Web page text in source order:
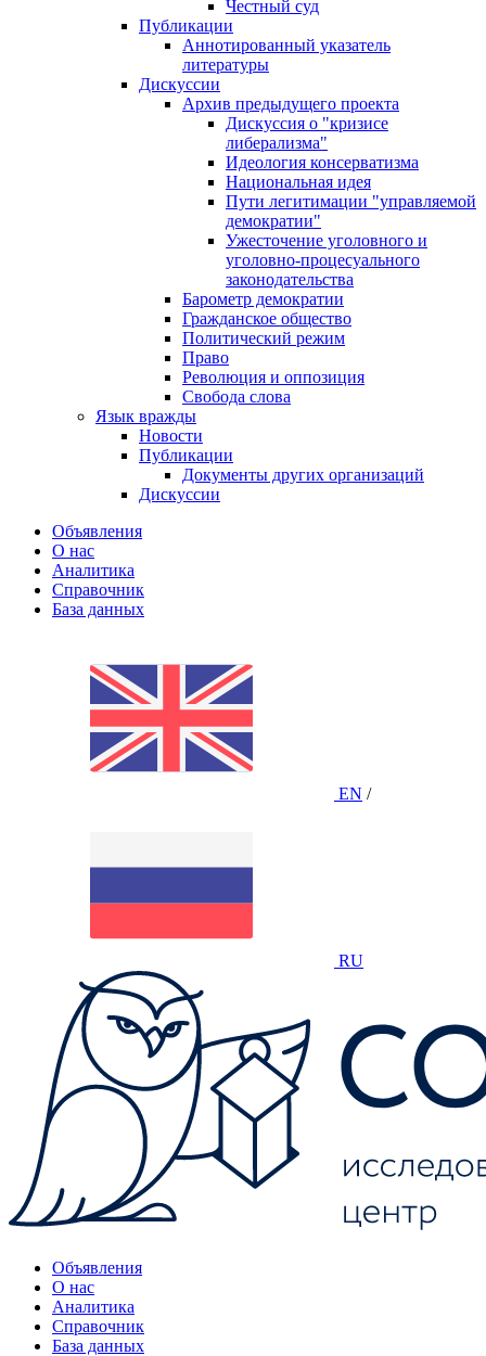
Честный суд
Публикации
Аннотированный указатель
литературы
Дискуссии
Архив предыдущего проекта
Дискуссия о "кризисе
либерализма"
Идеология консерватизма
Национальная идея
Пути легитимации "управляемой
демократии"
Ужесточение уголовного и
уголовно-процесуального
законодательства
Барометр демократии
Гражданское общество
Политический режим
Право
Революция и оппозиция
Свобода слова
Язык вражды
Новости
Публикации
Документы других организаций
Дискуссии
Объявления
О нас
Аналитика
Справочник
База данных
EN /
RU
Объявления
О нас
Аналитика
Справочник
База данных